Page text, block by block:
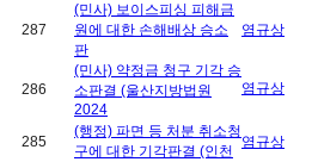
287
(민사) 보이스피싱 피해금
원에 대한 손해배상 승소
판
염규상
286
(민사) 약정금 청구 기각 승
소판결 (울산지방법원
2024
염규상
285
(행정) 파면 등 처분 취소청
구에 대한 기각판결 (인천
염규상